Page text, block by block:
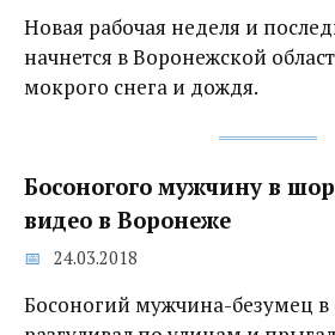
Новая рабочая неделя и
начнется в Воронежской
мокрого снега и дождя.
Босоногого мужчину в
видео в Воронеже
24.03.2018
Босоногий мужчина-безумец в